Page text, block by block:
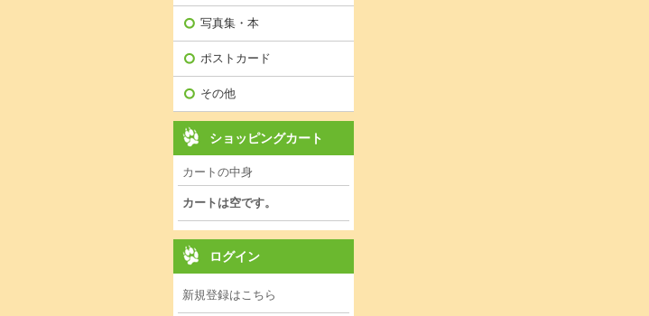
写真集・本
ポストカード
その他
ショッピングカート
カートの中身
カートは空です。
ログイン
新規登録はこちら